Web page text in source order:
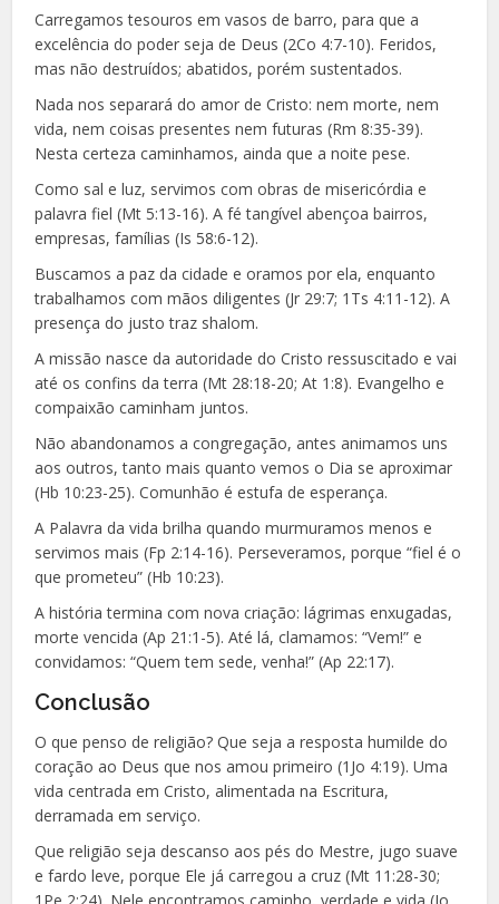
Carregamos tesouros em vasos de barro, para que a
excelência do poder seja de Deus (2Co 4:7-10). Feridos,
mas não destruídos; abatidos, porém sustentados.
Nada nos separará do amor de Cristo: nem morte, nem
vida, nem coisas presentes nem futuras (Rm 8:35-39).
Nesta certeza caminhamos, ainda que a noite pese.
Como sal e luz, servimos com obras de misericórdia e
palavra fiel (Mt 5:13-16). A fé tangível abençoa bairros,
empresas, famílias (Is 58:6-12).
Buscamos a paz da cidade e oramos por ela, enquanto
trabalhamos com mãos diligentes (Jr 29:7; 1Ts 4:11-12). A
presença do justo traz shalom.
A missão nasce da autoridade do Cristo ressuscitado e vai
até os confins da terra (Mt 28:18-20; At 1:8). Evangelho e
compaixão caminham juntos.
Não abandonamos a congregação, antes animamos uns
aos outros, tanto mais quanto vemos o Dia se aproximar
(Hb 10:23-25). Comunhão é estufa de esperança.
A Palavra da vida brilha quando murmuramos menos e
servimos mais (Fp 2:14-16). Perseveramos, porque “fiel é o
que prometeu” (Hb 10:23).
A história termina com nova criação: lágrimas enxugadas,
morte vencida (Ap 21:1-5). Até lá, clamamos: “Vem!” e
convidamos: “Quem tem sede, venha!” (Ap 22:17).
Conclusão
O que penso de religião? Que seja a resposta humilde do
coração ao Deus que nos amou primeiro (1Jo 4:19). Uma
vida centrada em Cristo, alimentada na Escritura,
derramada em serviço.
Que religião seja descanso aos pés do Mestre, jugo suave
e fardo leve, porque Ele já carregou a cruz (Mt 11:28-30;